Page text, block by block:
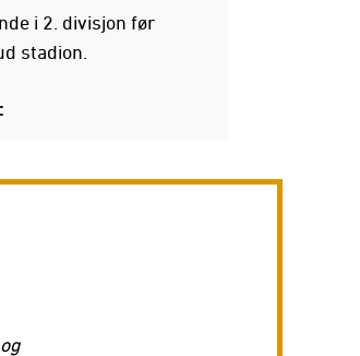
i 2. divisjon før
stadion.